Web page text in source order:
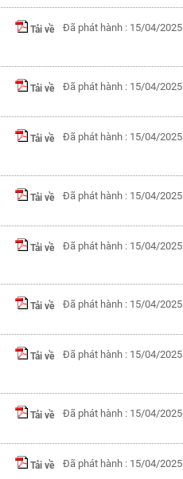
Tải về Đã phát hành : 15/04/2025
Tải về Đã phát hành : 15/04/2025
Tải về Đã phát hành : 15/04/2025
Tải về Đã phát hành : 15/04/2025
Tải về Đã phát hành : 15/04/2025
Tải về Đã phát hành : 15/04/2025
Tải về Đã phát hành : 15/04/2025
Tải về Đã phát hành : 15/04/2025
Tải về Đã phát hành : 15/04/2025